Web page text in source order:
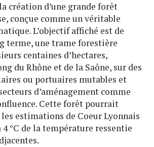
création d’une grande forêt
conçue comme un véritable
L’objectif affiché est de
terme, une trame forestière
centaines d’hectares,
du Rhône et de la Saône, sur des
ou portuaires mutables et
d’aménagement comme
Cette forêt pourrait
estimations de Coeur Lyonnais
4 °C de la température ressentie